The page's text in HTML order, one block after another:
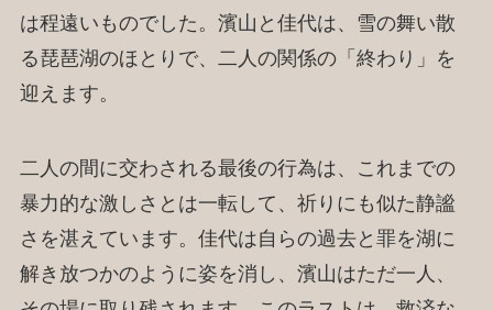
は程遠いものでした。濱山と佳代は、雪の舞い散
る琵琶湖のほとりで、二人の関係の「終わり」を
迎えます。
二人の間に交わされる最後の行為は、これまでの
暴力的な激しさとは一転して、祈りにも似た静謐
さを湛えています。佳代は自らの過去と罪を湖に
解き放つかのように姿を消し、濱山はただ一人、